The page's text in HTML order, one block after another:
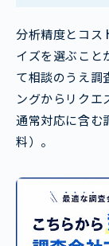
分析精度とコス
イズを選ぶこと
て相談のうえ調
ングからリクエ
通常対応に含む
料）。